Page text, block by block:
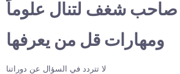
شغف لتنال علوماً
ومهارات قل من يعرفها
لا تتردد في السؤال عن دوراتنا